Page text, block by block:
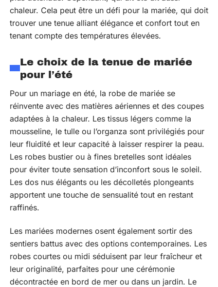
chaleur. Cela peut être un défi pour la mariée, qui doit
trouver une tenue alliant élégance et confort tout en
tenant compte des températures élevées.
Le choix de la tenue de mariée
pour l’été
Pour un mariage en été, la robe de mariée se
réinvente avec des matières aériennes et des coupes
adaptées à la chaleur. Les tissus légers comme la
mousseline, le tulle ou l’organza sont privilégiés pour
leur fluidité et leur capacité à laisser respirer la peau.
Les robes bustier ou à fines bretelles sont idéales
pour éviter toute sensation d’inconfort sous le soleil.
Les dos nus élégants ou les décolletés plongeants
apportent une touche de sensualité tout en restant
raffinés.
Les mariées modernes osent également sortir des
sentiers battus avec des options contemporaines. Les
robes courtes ou midi séduisent par leur fraîcheur et
leur originalité, parfaites pour une cérémonie
décontractée en bord de mer ou dans un jardin. Le